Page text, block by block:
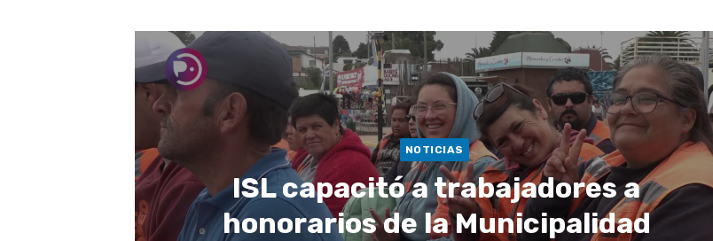
NOTICIAS
ISL capacitó a trabajadores a
honorarios de la Municipalidad